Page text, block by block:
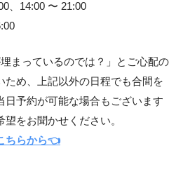
、14:00 〜 21:00
埋まっているのでは？」とご心配の
ため、上記以外の日程でも合間を
日予約が可能な場合もございます
をお聞かせください。
ちらから👈